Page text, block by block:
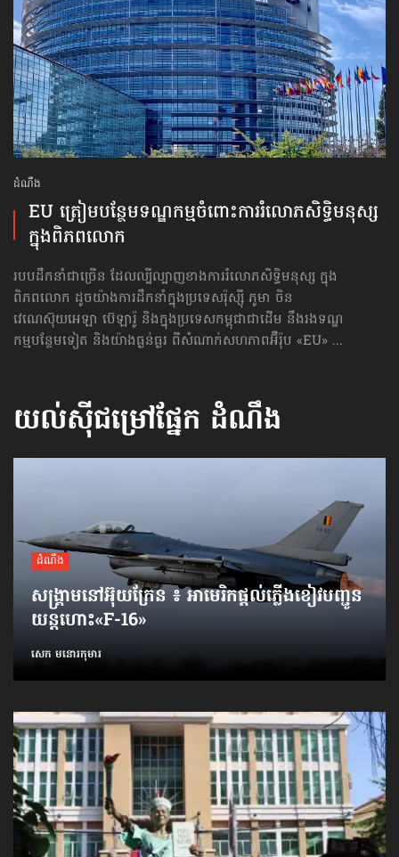
ដំណឹង
EU ត្រៀមបន្ថែមទណ្ឌកម្ម​ចំពោះ​ការរំលោភ​សិទ្ធិមនុស្ស
ក្នុងពិភពលោក
របបដឹកនាំជាច្រើន ដែលល្បីល្បាញខាងការរំលោភសិទ្ធិមនុស្ស ក្នុង
ពិភពលោក ដូចយ៉ាងការដឹកនាំ​ក្នុងប្រទេសរ៉ុស្ស៊ី ភូមា ចិន
វេណេស៊ុយអេឡា ប៊េឡារ៉ូ និងក្នុងប្រទេស​កម្ពុជា​ជាដើម នឹងរងទណ្ឌ
កម្មបន្ថែមទៀត និងយ៉ាងធ្ងន់ធ្ងរ ពីសំណាក់សហភាពអ៊ឺរ៉ុប «EU» ...
យល់ស៊ីជម្រៅផ្នែក ដំណឹង
ដំណឹង
សង្គ្រាមនៅអ៊ុយក្រែន ៖ អាមេរិកផ្ដល់ភ្លើងខៀវបញ្ជូន
យន្តហោះ«F-16»
សេក មនោរកុមារ